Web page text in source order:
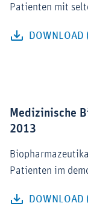
Patienten mit
Medizinische
2013
Patienten im